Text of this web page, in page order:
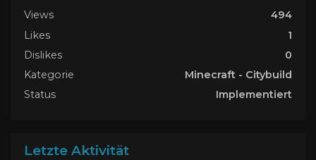
Views
494
Likes
1
Dislikes
0
Kategorie
Minecraft - Citybuild
Status
Implementiert
Letzte Aktivität